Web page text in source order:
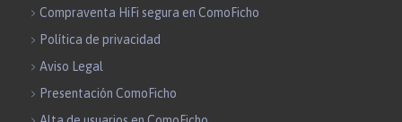
Compraventa HiFi segura en ComoFicho
Política de privacidad
Aviso Legal
Presentación ComoFicho